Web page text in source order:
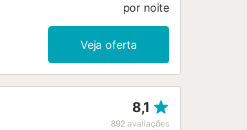
por noite
Veja oferta
8,1
892 avaliações